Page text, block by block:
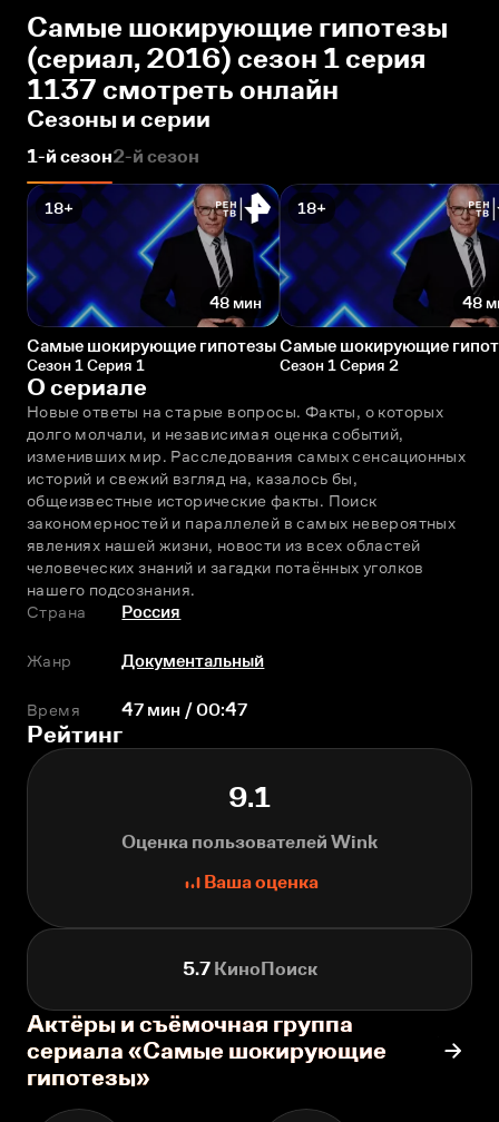
Самые шокирующие гипотезы
(сериал, 2016) сезон 1 серия
1137 смотреть онлайн
Сезоны и серии
1-й сезон2-й сезон
18+
48 мин
Самые шокирующие гипотезы
Сезон 1 Серия 1
18+
48
Самые шокирующие
Сезон 1 Серия 2
О сериале
Новые ответы на старые вопросы. Факты, о которых
долго молчали, и независимая оценка событий,
изменивших мир. Расследования самых сенсационных
историй и свежий взгляд на, казалось бы,
общеизвестные исторические факты. Поиск
закономерностей и параллелей в самых невероятных
явлениях нашей жизни, новости из всех областей
человеческих знаний и загадки потаённых уголков
нашего подсознания.
Страна
Россия
Жанр Документальный
Время 47 мин / 00:47
Рейтинг
9.1
Оценка пользователей Wink
Ваша оценка
5.7КиноПоиск
Актёры и съёмочная группа
сериала «Самые шокирующие
гипотезы»